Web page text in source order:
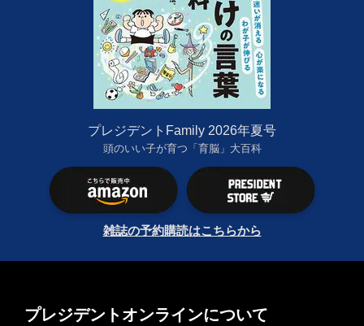
プレジデントFamily 2026年夏号
頭のいい子が育つ「育脳」大百科
雑誌の予約購読はこちらから
プレジデントオンラインについて